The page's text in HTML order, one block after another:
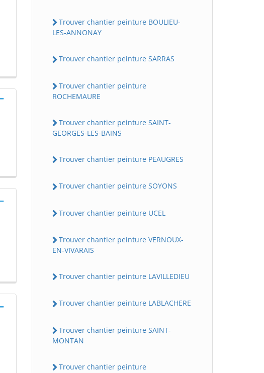
Trouver chantier peinture BOULIEU-
LES-ANNONAY
Trouver chantier peinture SARRAS
Trouver chantier peinture
ROCHEMAURE
Trouver chantier peinture SAINT-
GEORGES-LES-BAINS
Trouver chantier peinture PEAUGRES
Trouver chantier peinture SOYONS
Trouver chantier peinture UCEL
Trouver chantier peinture VERNOUX-
EN-VIVARAIS
Trouver chantier peinture LAVILLEDIEU
Trouver chantier peinture LABLACHERE
Trouver chantier peinture SAINT-
MONTAN
Trouver chantier peinture